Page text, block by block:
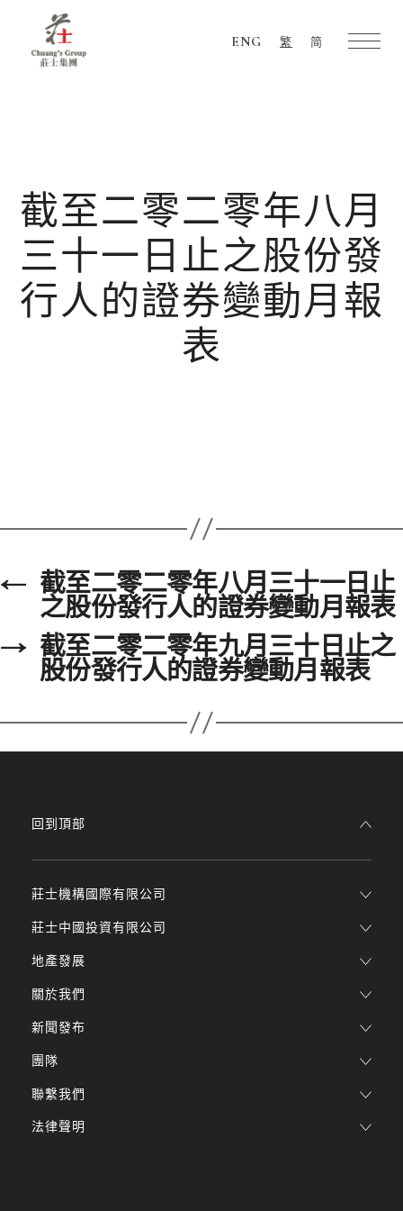
ENG 繁 简
截至二零二零年八月
三十一日止之股份發
行人的證券變動月報
表
← 截至二零二零年八月三十一日止
之股份發行人的證券變動月報表
→ 截至二零二零年九月三十日止之
股份發行人的證券變動月報表
莊士機構國際有限公司
莊士中國投資有限公司
地產發展
關於我們
新聞發布
團隊
回到頂部
聯繫我們
法律聲明